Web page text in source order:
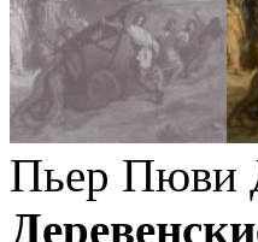
Пьер Пюви